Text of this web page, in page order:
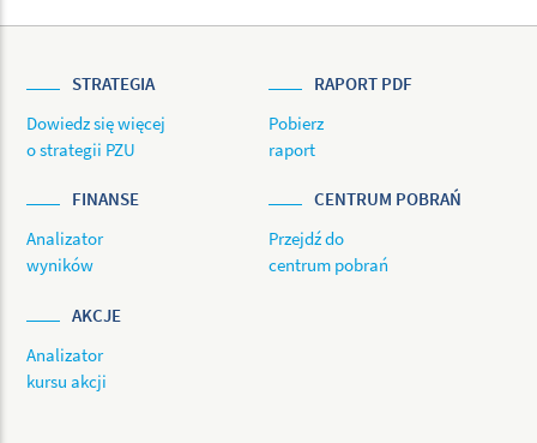
STRATEGIA
Dowiedz się więcej
o strategii PZU
RAPORT PDF
Pobierz
raport
FINANSE
Analizator
wyników
CENTRUM POBRAŃ
Przejdź do
centrum pobrań
AKCJE
Analizator
kursu akcji